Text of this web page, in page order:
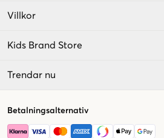
Villkor
Kids Brand Store
Trendar nu
Betalningsalternativ